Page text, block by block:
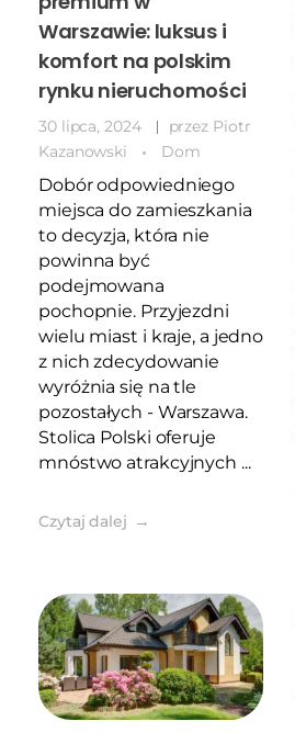
Warszawie: luksus i
komfort na polskim
rynku nieruchomości
30 lipca, 2024 przez Piotr
Kazanowski
Dom
Dobór odpowiedniego
miejsca do zamieszkania
to decyzja, która nie
powinna być
podejmowana
pochopnie. Przyjezdni
wielu miast i kraje, a jedno
z nich zdecydowanie
wyróżnia się na tle
pozostałych - Warszawa.
Stolica Polski oferuje
mnóstwo atrakcyjnych ...
Czytaj dalej